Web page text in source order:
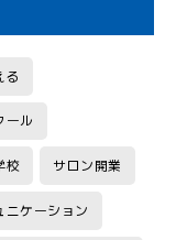
る
ール
校 サロン開業
ニケーション